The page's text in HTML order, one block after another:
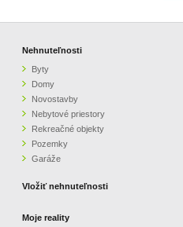
Nehnuteľnosti
Byty
Domy
Novostavby
Nebytové priestory
Rekreačné objekty
Pozemky
Garáže
Vložiť nehnuteľnosti
Moje reality